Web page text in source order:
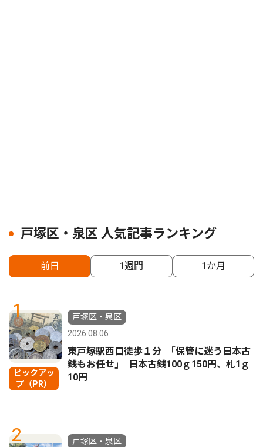
戸塚区・泉区 人気記事ランキング
前日 1週間 1か月
1
ピックアッ
プ（PR）
戸塚区・泉区
2026.08.06
東戸塚駅西口徒歩１分 ｢保管に迷う日本古
銭もお任せ｣ 日本古銭100ｇ150円、札1ｇ
10円
2
戸塚区・泉区